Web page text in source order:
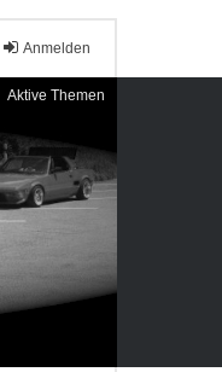
Anmelden
Aktive Themen